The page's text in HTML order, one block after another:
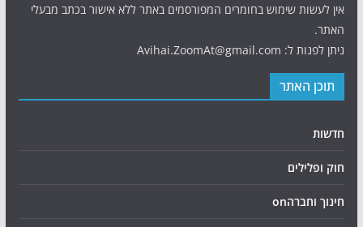
אין לעשות שימוש בחומרים המפורסמים באתר ללא אישור בכתב מבעלי
האתר.
ניתן לפנות ל: Avihai.ZoomAt@gmail.com
תוכן האתר
חדשות
חוק ופלילים
חינוך וחברהon